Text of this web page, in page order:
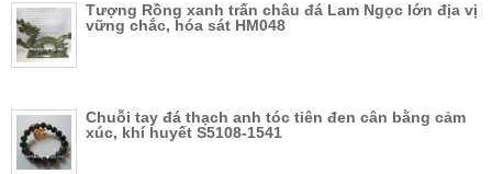
Tượng Rồng xanh trấn châu đá Lam Ngọc lớn địa vị
vững chắc, hóa sát HM048
Chuỗi tay đá thạch anh tóc tiên đen cân bằng cảm
xúc, khí huyết S5108-1541